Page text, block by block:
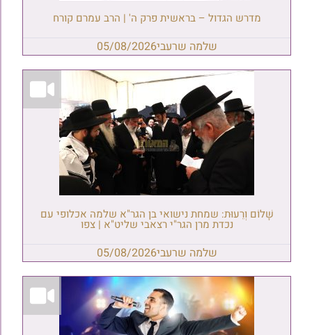
מדרש הגדול – בראשית פרק ה' | הרב עמרם קורח
שלמה שרעבי05/08/2026
שָׁלוֹם וְרֵעוּת: שמחת נישואי בן הגר"א שלמה אכלופי עם
נכדת מרן הגר"י רצאבי שליט"א | צפו
שלמה שרעבי05/08/2026